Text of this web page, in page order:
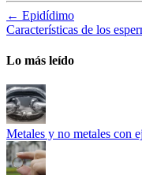
← Epidídimo
Características de los
Lo más leído
Metales y no metales con